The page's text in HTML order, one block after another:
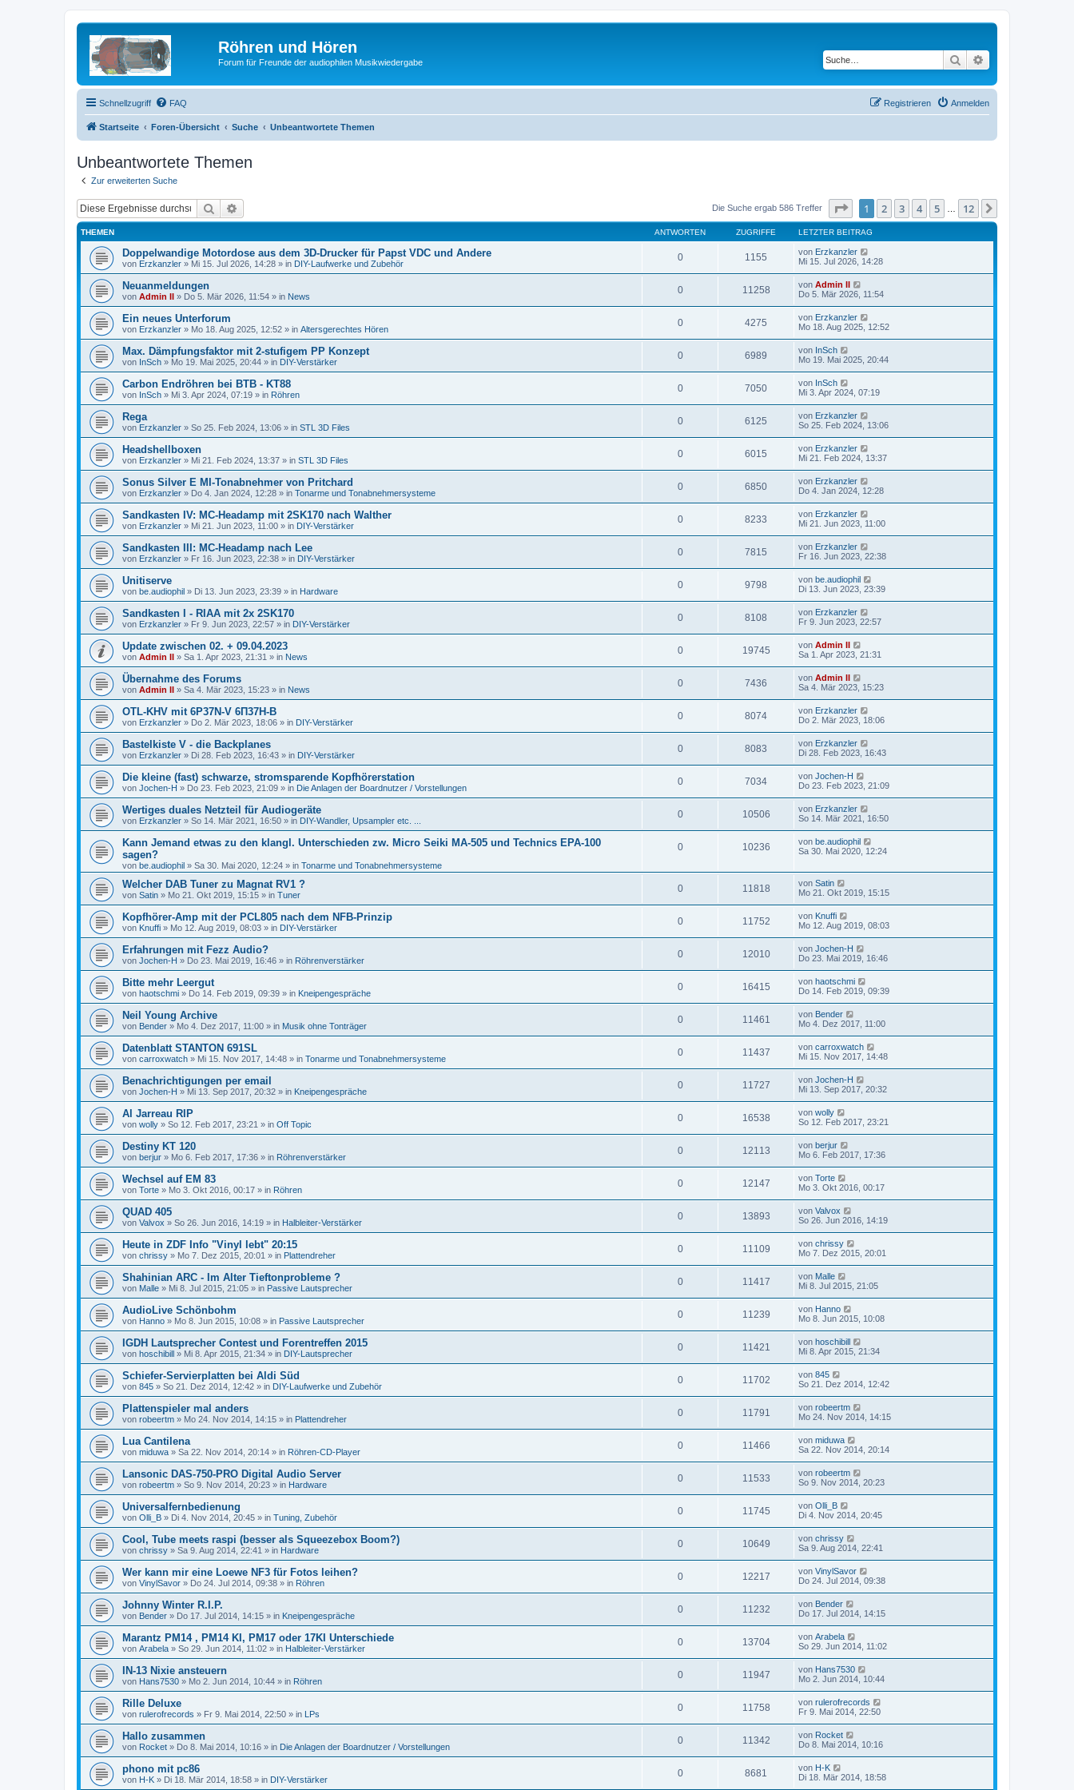
Röhren und Hören
Forum für Freunde der audiophilen Musikwiedergabe Suche
Schnellzugriff FAQ Anmelden
Registrieren
Startseite Foren-Übersicht Suche Unbeantwortete Themen
Unbeantwortete Themen
Zur erweiterten Suche
Suche Die Suche ergab 586 Treffer Seite von12
1 2 3 4 5 12
THEMEN ANTWORTEN ZUGRIFFE LETZTER BEITRAG
Doppelwandige Motordose aus dem 3D-Drucker für Papst VDC und Andere
von Erzkanzler » Mi 15. Jul 2026, 14:28 » in DIY-Laufwerke und Zubehör
0 1155 von Erzkanzler
Mi 15. Jul 2026, 14:28
Neuanmeldungen
von Admin II » Do 5. Mär 2026, 11:54 » in News
0 11258 von Admin II
Do 5. Mär 2026, 11:54
Ein neues Unterforum
von Erzkanzler » Mo 18. Aug 2025, 12:52 » in Altersgerechtes Hören
0 4275 von Erzkanzler
Mo 18. Aug 2025, 12:52
Max. Dämpfungsfaktor mit 2-stufigem PP Konzept
von InSch » Mo 19. Mai 2025, 20:44 » in DIY-Verstärker
0 6989 von InSch
Mo 19. Mai 2025, 20:44
Carbon Endröhren bei BTB - KT88
von InSch » Mi 3. Apr 2024, 07:19 » in Röhren
0 7050 von InSch
Mi 3. Apr 2024, 07:19
Rega
von Erzkanzler » So 25. Feb 2024, 13:06 » in STL 3D Files
0 6125 von Erzkanzler
So 25. Feb 2024, 13:06
Headshellboxen
von Erzkanzler » Mi 21. Feb 2024, 13:37 » in STL 3D Files
0 6015 von Erzkanzler
Mi 21. Feb 2024, 13:37
Sonus Silver E MI-Tonabnehmer von Pritchard
von Erzkanzler » Do 4. Jan 2024, 12:28 » in Tonarme und Tonabnehmersysteme
0 6850 von Erzkanzler
Do 4. Jan 2024, 12:28
Sandkasten IV: MC-Headamp mit 2SK170 nach Walther
von Erzkanzler » Mi 21. Jun 2023, 11:00 » in DIY-Verstärker
0 8233 von Erzkanzler
Mi 21. Jun 2023, 11:00
Sandkasten III: MC-Headamp nach Lee
von Erzkanzler » Fr 16. Jun 2023, 22:38 » in DIY-Verstärker
0 7815 von Erzkanzler
Fr 16. Jun 2023, 22:38
Unitiserve
von be.audiophil » Di 13. Jun 2023, 23:39 » in Hardware
0 9798 von be.audiophil
Di 13. Jun 2023, 23:39
Sandkasten I - RIAA mit 2x 2SK170
von Erzkanzler » Fr 9. Jun 2023, 22:57 » in DIY-Verstärker
0 8108 von Erzkanzler
Fr 9. Jun 2023, 22:57
Update zwischen 02. + 09.04.2023
von Admin II » Sa 1. Apr 2023, 21:31 » in News
0 19745 von Admin II
Sa 1. Apr 2023, 21:31
Übernahme des Forums
von Admin II » Sa 4. Mär 2023, 15:23 » in News
0 7436 von Admin II
Sa 4. Mär 2023, 15:23
OTL-KHV mit 6P37N-V 6П37Н-В
von Erzkanzler » Do 2. Mär 2023, 18:06 » in DIY-Verstärker
0 8074 von Erzkanzler
Do 2. Mär 2023, 18:06
Bastelkiste V - die Backplanes
von Erzkanzler » Di 28. Feb 2023, 16:43 » in DIY-Verstärker
0 8083 von Erzkanzler
Di 28. Feb 2023, 16:43
Die kleine (fast) schwarze, stromsparende Kopfhörerstation
von Jochen-H » Do 23. Feb 2023, 21:09 » in Die Anlagen der Boardnutzer / Vorstellungen
0 7034 von Jochen-H
Do 23. Feb 2023, 21:09
Wertiges duales Netzteil für Audiogeräte
von Erzkanzler » So 14. Mär 2021, 16:50 » in DIY-Wandler, Upsampler etc. ...
0 10506 von Erzkanzler
So 14. Mär 2021, 16:50
Kann Jemand etwas zu den klangl. Unterschieden zw. Micro Seiki MA-505 und Technics EPA-100
sagen?
von be.audiophil » Sa 30. Mai 2020, 12:24 » in Tonarme und Tonabnehmersysteme
0 10236 von be.audiophil
Sa 30. Mai 2020, 12:24
Welcher DAB Tuner zu Magnat RV1 ?
von Satin » Mo 21. Okt 2019, 15:15 » in Tuner
0 11818 von Satin
Mo 21. Okt 2019, 15:15
Kopfhörer-Amp mit der PCL805 nach dem NFB-Prinzip
von Knuffi » Mo 12. Aug 2019, 08:03 » in DIY-Verstärker
0 11752 von Knuffi
Mo 12. Aug 2019, 08:03
Erfahrungen mit Fezz Audio?
von Jochen-H » Do 23. Mai 2019, 16:46 » in Röhrenverstärker
0 12010 von Jochen-H
Do 23. Mai 2019, 16:46
Bitte mehr Leergut
von haotschmi » Do 14. Feb 2019, 09:39 » in Kneipengespräche
0 16415 von haotschmi
Do 14. Feb 2019, 09:39
Neil Young Archive
von Bender » Mo 4. Dez 2017, 11:00 » in Musik ohne Tonträger
0 11461 von Bender
Mo 4. Dez 2017, 11:00
Datenblatt STANTON 691SL
von carroxwatch » Mi 15. Nov 2017, 14:48 » in Tonarme und Tonabnehmersysteme
0 11437 von carroxwatch
Mi 15. Nov 2017, 14:48
Benachrichtigungen per email
von Jochen-H » Mi 13. Sep 2017, 20:32 » in Kneipengespräche
0 11727 von Jochen-H
Mi 13. Sep 2017, 20:32
Al Jarreau RIP
von wolly » So 12. Feb 2017, 23:21 » in Off Topic
0 16538 von wolly
So 12. Feb 2017, 23:21
Destiny KT 120
von berjur » Mo 6. Feb 2017, 17:36 » in Röhrenverstärker
0 12113 von berjur
Mo 6. Feb 2017, 17:36
Wechsel auf EM 83
von Torte » Mo 3. Okt 2016, 00:17 » in Röhren
0 12147 von Torte
Mo 3. Okt 2016, 00:17
QUAD 405
von Valvox » So 26. Jun 2016, 14:19 » in Halbleiter-Verstärker
0 13893 von Valvox
So 26. Jun 2016, 14:19
Heute in ZDF Info "Vinyl lebt" 20:15
von chrissy » Mo 7. Dez 2015, 20:01 » in Plattendreher
0 11109 von chrissy
Mo 7. Dez 2015, 20:01
Shahinian ARC - Im Alter Tieftonprobleme ?
von Malle » Mi 8. Jul 2015, 21:05 » in Passive Lautsprecher
0 11417 von Malle
Mi 8. Jul 2015, 21:05
AudioLive Schönbohm
von Hanno » Mo 8. Jun 2015, 10:08 » in Passive Lautsprecher
0 11239 von Hanno
Mo 8. Jun 2015, 10:08
IGDH Lautsprecher Contest und Forentreffen 2015
von hoschibill » Mi 8. Apr 2015, 21:34 » in DIY-Lautsprecher
0 11421 von hoschibill
Mi 8. Apr 2015, 21:34
Schiefer-Servierplatten bei Aldi Süd
von 845 » So 21. Dez 2014, 12:42 » in DIY-Laufwerke und Zubehör
0 11702 von 845
So 21. Dez 2014, 12:42
Plattenspieler mal anders
von robeertm » Mo 24. Nov 2014, 14:15 » in Plattendreher
0 11791 von robeertm
Mo 24. Nov 2014, 14:15
Lua Cantilena
von miduwa » Sa 22. Nov 2014, 20:14 » in Röhren-CD-Player
0 11466 von miduwa
Sa 22. Nov 2014, 20:14
Lansonic DAS-750-PRO Digital Audio Server
von robeertm » So 9. Nov 2014, 20:23 » in Hardware
0 11533 von robeertm
So 9. Nov 2014, 20:23
Universalfernbedienung
von Olli_B » Di 4. Nov 2014, 20:45 » in Tuning, Zubehör
0 11745 von Olli_B
Di 4. Nov 2014, 20:45
Cool, Tube meets raspi (besser als Squeezebox Boom?)
von chrissy » Sa 9. Aug 2014, 22:41 » in Hardware
0 10649 von chrissy
Sa 9. Aug 2014, 22:41
Wer kann mir eine Loewe NF3 für Fotos leihen?
von VinylSavor » Do 24. Jul 2014, 09:38 » in Röhren
0 12217 von VinylSavor
Do 24. Jul 2014, 09:38
Johnny Winter R.I.P.
von Bender » Do 17. Jul 2014, 14:15 » in Kneipengespräche
0 11232 von Bender
Do 17. Jul 2014, 14:15
Marantz PM14 , PM14 KI, PM17 oder 17KI Unterschiede
von Arabela » So 29. Jun 2014, 11:02 » in Halbleiter-Verstärker
0 13704 von Arabela
So 29. Jun 2014, 11:02
IN-13 Nixie ansteuern
von Hans7530 » Mo 2. Jun 2014, 10:44 » in Röhren
0 11947 von Hans7530
Mo 2. Jun 2014, 10:44
Rille Deluxe
von rulerofrecords » Fr 9. Mai 2014, 22:50 » in LPs
0 11758 von rulerofrecords
Fr 9. Mai 2014, 22:50
Hallo zusammen
von Rocket » Do 8. Mai 2014, 10:16 » in Die Anlagen der Boardnutzer / Vorstellungen
0 11342 von Rocket
Do 8. Mai 2014, 10:16
phono mit pc86
von H-K » Di 18. Mär 2014, 18:58 » in DIY-Verstärker
0 8681 von H-K
Di 18. Mär 2014, 18:58